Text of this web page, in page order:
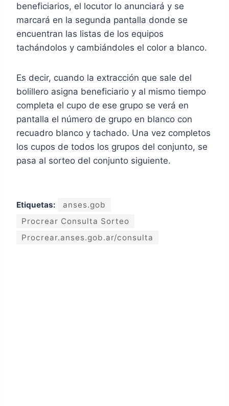
beneficiarios, el locutor lo anunciará y se
marcará en la segunda pantalla donde se
encuentran las listas de los equipos
tachándolos y cambiándoles el color a blanco.
Es decir, cuando la extracción que sale del
bolillero asigna beneficiario y al mismo tiempo
completa el cupo de ese grupo se verá en
pantalla el número de grupo en blanco con
recuadro blanco y tachado. Una vez completos
los cupos de todos los grupos del conjunto, se
pasa al sorteo del conjunto siguiente.
Etiquetas:
anses.gob
Procrear Consulta Sorteo
Procrear.anses.gob.ar/consulta